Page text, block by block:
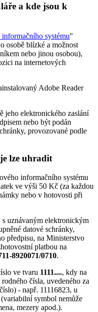
a kde jsou k
systému"
osobě blízké a možnost
nebo jinou osobou),
na internetových
Adobe Reader
jeho elektronického zaslání
nebo být podán
provozované podle
lze uhradit
informačního systému
ve výši 50 Kč (za každou
nebo v hotovosti při
uznávaným elektronickým
datové schránky,
předpisu, na Ministerstvo
platbou na
8920071/0710.
ve tvaru 1111...., kdy na
čísla, uvedeného za
- např. 11116823, u
symbol nemůže
mezery apod.).